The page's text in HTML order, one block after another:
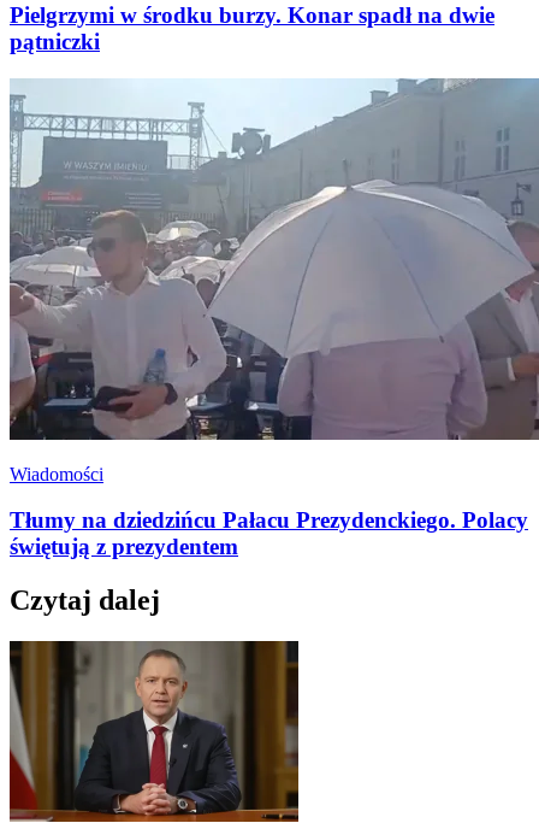
Pielgrzymi w środku burzy. Konar spadł na dwie
pątniczki
Wiadomości
Tłumy na dziedzińcu Pałacu Prezydenckiego. Polacy
świętują z prezydentem
Czytaj dalej